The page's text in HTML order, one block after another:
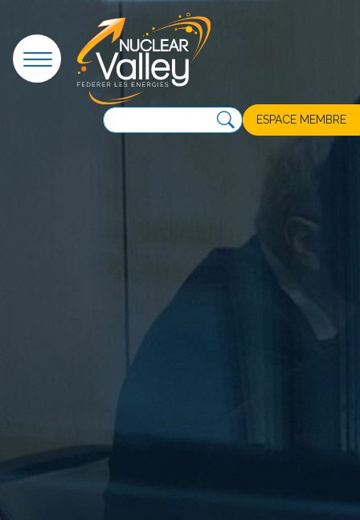
ESPACE MEMBRE
Panneau de gestion des cookies